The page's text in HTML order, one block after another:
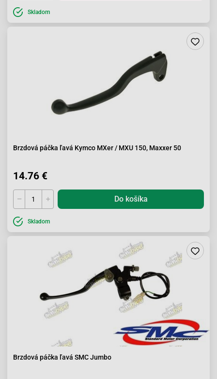
Skladom
Brzdová páčka ľavá Kymco MXer / MXU 150, Maxxer 50
14.76 €
Do košíka
Skladom
Brzdová páčka ľavá SMC Jumbo